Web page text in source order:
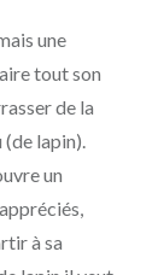
une
tout son
de la
lapin).
un
à sa